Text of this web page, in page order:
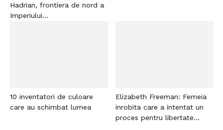
Hadrian, frontiera de nord a
Imperiului...
10 inventatori de culoare
care au schimbat lumea
Elizabeth Freeman: Femeia
inrobita care a intentat un
proces pentru libertate...